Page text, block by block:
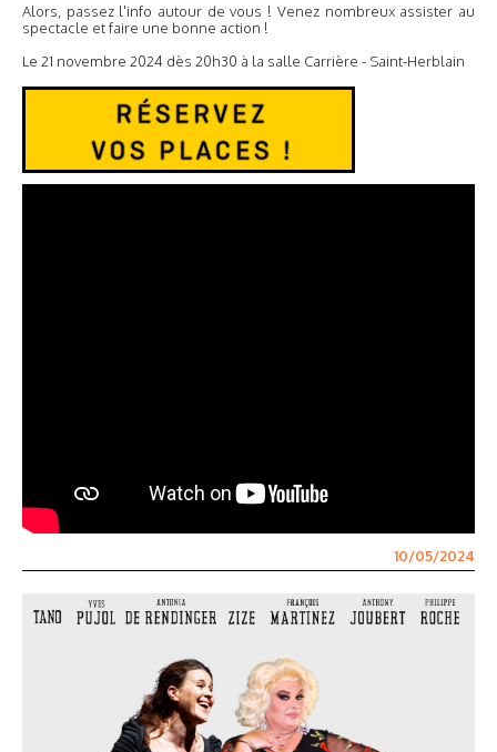
Alors, passez l'info autour de vous ! Venez nombreux assister au
spectacle et faire une bonne action !
Le 21 novembre 2024 dès 20h30 à la salle Carrière - Saint-Herblain
10/05/2024